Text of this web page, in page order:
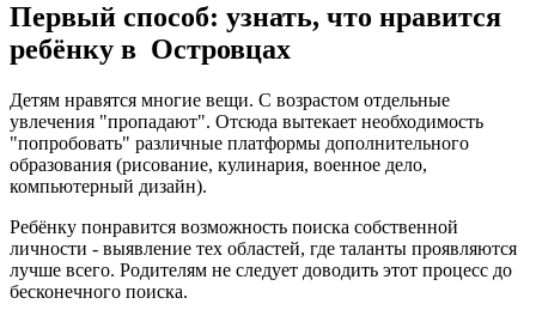
Первый способ: узнать, что нравится
ребёнку в Островцах
Детям нравятся многие вещи. С возрастом отдельные
увлечения "пропадают". Отсюда вытекает необходимость
"попробовать" различные платформы дополнительного
образования (рисование, кулинария, военное дело,
компьютерный дизайн).
Ребёнку понравится возможность поиска собственной
личности - выявление тех областей, где таланты проявляются
лучше всего. Родителям не следует доводить этот процесс до
бесконечного поиска.